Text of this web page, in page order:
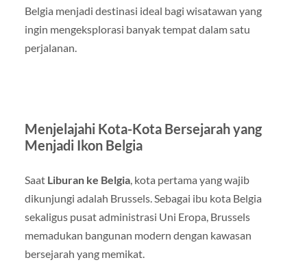
Belgia menjadi destinasi ideal bagi wisatawan yang
ingin mengeksplorasi banyak tempat dalam satu
perjalanan.
Menjelajahi Kota-Kota Bersejarah yang
Menjadi Ikon Belgia
Saat Liburan ke Belgia, kota pertama yang wajib
dikunjungi adalah Brussels. Sebagai ibu kota Belgia
sekaligus pusat administrasi Uni Eropa, Brussels
memadukan bangunan modern dengan kawasan
bersejarah yang memikat.